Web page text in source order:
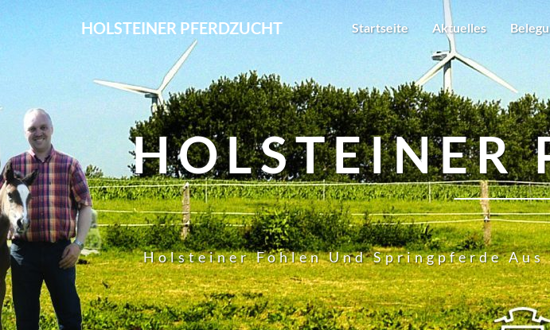
HOLSTEINER PFERDZUCHT Startseite Aktuelles
HOLSTEINER
Holsteiner Fohlen Und Springpferde